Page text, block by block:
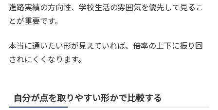
進路実績の方向性、学校生活の雰囲気を優先して見るこ
とが重要です。
本当に通いたい形が見えていれば、倍率の上下に振り回
されにくくなります。
自分が点を取りやすい形かで比較する